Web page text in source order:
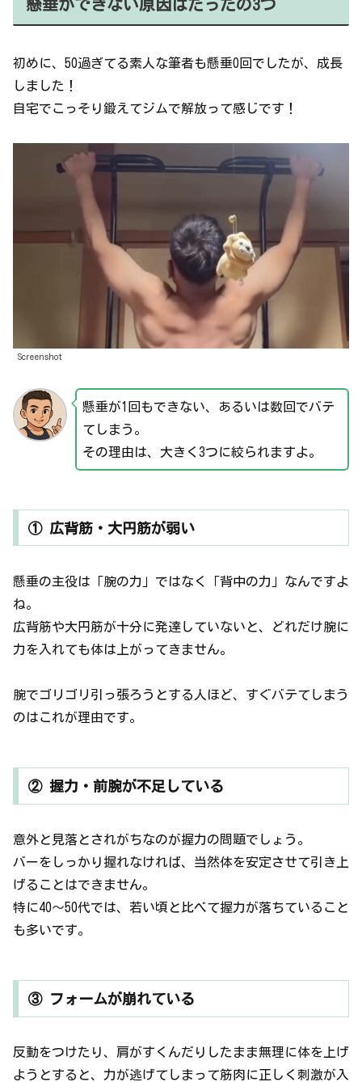
懸垂ができない原因はたったの3つ
初めに、50過ぎてる素人な筆者も懸垂0回でしたが、成長
しました！
自宅でこっそり鍛えてジムで解放って感じです！
Screenshot
懸垂が1回もできない、あるいは数回でバテ
てしまう。
その理由は、大きく3つに絞られますよ。
① 広背筋・大円筋が弱い
懸垂の主役は「腕の力」ではなく「背中の力」なんですよ
ね。
広背筋や大円筋が十分に発達していないと、どれだけ腕に
力を入れても体は上がってきません。
腕でゴリゴリ引っ張ろうとする人ほど、すぐバテてしまう
のはこれが理由です。
② 握力・前腕が不足している
意外と見落とされがちなのが握力の問題でしょう。
バーをしっかり握れなければ、当然体を安定させて引き上
げることはできません。
特に40〜50代では、若い頃と比べて握力が落ちていること
も多いです。
③ フォームが崩れている
反動をつけたり、肩がすくんだりしたまま無理に体を上げ
ようとすると、力が逃げてしまって筋肉に正しく刺激が入